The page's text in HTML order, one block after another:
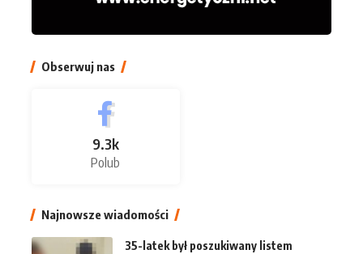
Obserwuj nas
9.3k
Polub
Najnowsze wiadomości
35-latek był poszukiwany listem